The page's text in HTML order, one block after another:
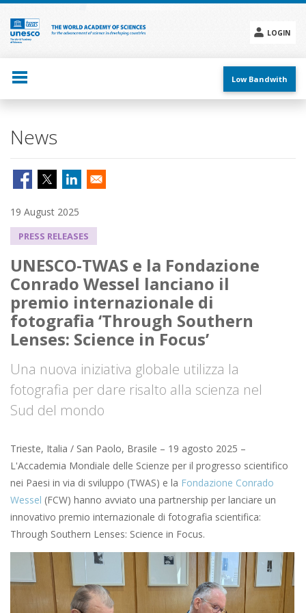
Skip
main
content
LOGIN
menu
Low Bandwith
News
19 August 2025
PRESS RELEASES
UNESCO-TWAS e la Fondazione
Conrado Wessel lanciano il
premio internazionale di
fotografia ‘Through Southern
Lenses: Science in Focus’
Una nuova iniziativa globale utilizza la
fotografia per dare risalto alla scienza nel
Sud del mondo
Trieste, Italia / San Paolo, Brasile – 19 agosto 2025 –
L'Accademia Mondiale delle Scienze per il progresso scientifico
nei Paesi in via di sviluppo (TWAS) e la Fondazione Conrado
Wessel (FCW) hanno avviato una partnership per lanciare un
innovativo premio internazionale di fotografia scientifica:
Through Southern Lenses: Science in Focus.